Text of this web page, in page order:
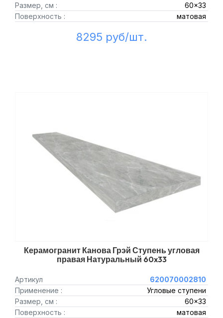
Размер, см :
60x33
Поверхность :
матовая
8295 руб/шт.
Керамогранит Канова Грэй Ступень угловая
правая Натуральный 60x33
Артикул
620070002810
Применение :
Угловые ступени
Размер, см :
60x33
Поверхность :
матовая